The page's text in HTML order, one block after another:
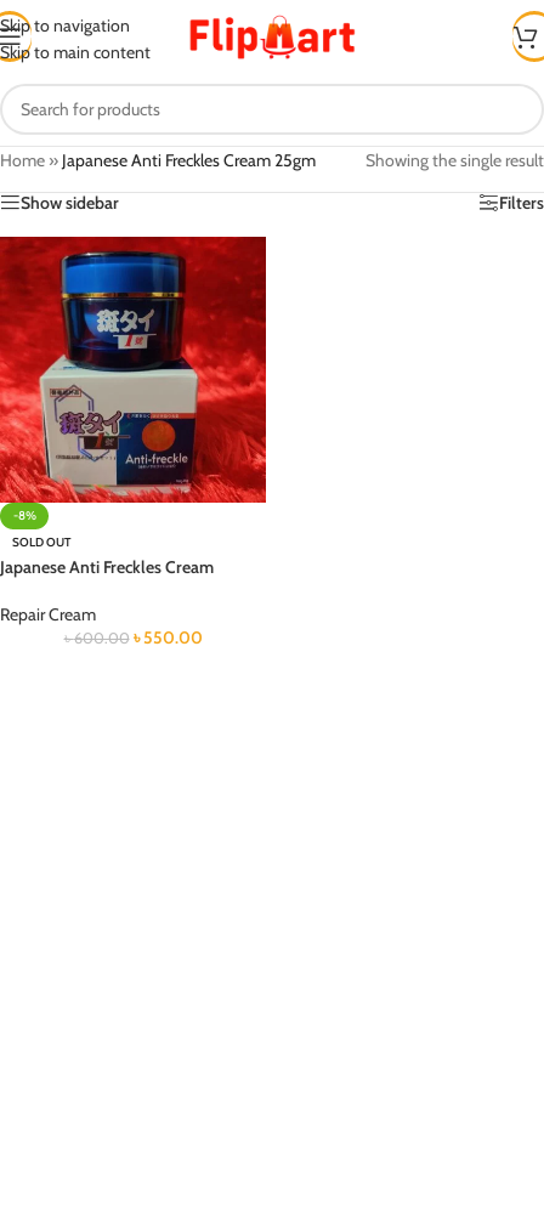
Skip to navigation
Skip to main content
Home » Japanese Anti Freckles Cream 25gm
Showing the single result
Show sidebar
Filters
-8%
SOLD OUT
Japanese Anti Freckles Cream
Repair Cream
৳600.00 ৳550.00